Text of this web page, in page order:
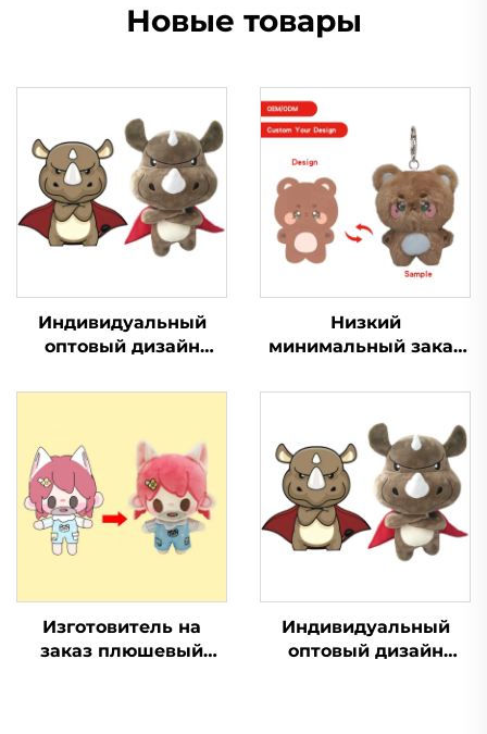
Новые товары
Индивидуальный
оптовый дизайн
Игрушка Плюшевый
Игрушки Мягкие
Игрушки Животное
Плюшевые на заказ
Низкий
минимальный заказ
плюшевая кукла
индивидуальный
плюшевый брелок
Изготовитель на
заказ плюшевый
Индивидуальный
оптовый дизайн